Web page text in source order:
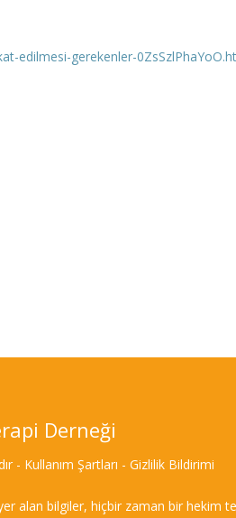
edilmesi-gerekenler-
Derneği
- Kullanım Şartları - Gizlilik Bildirimi
alan bilgiler, hiçbir zaman bir hekim